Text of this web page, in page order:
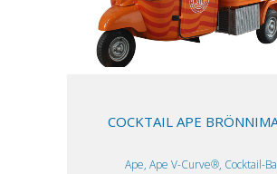
COCKTAIL APE
Ape, Ape V-Curve®, Cocktail-